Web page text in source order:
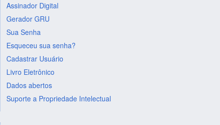
Assinador Digital
Gerador GRU
Sua Senha
Esqueceu sua senha?
Cadastrar Usuário
Livro Eletrônico
Dados abertos
Suporte a Propriedade Intelectual